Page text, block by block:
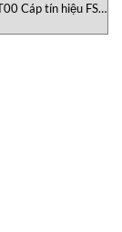
Cáp tín hiệu FS